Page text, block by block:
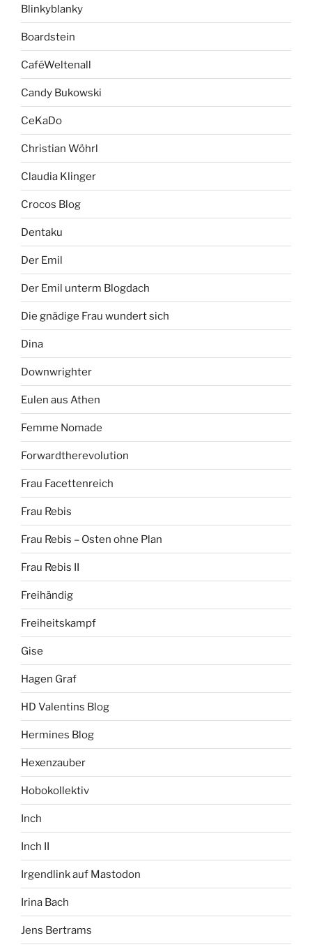
Blinkyblanky
Boardstein
CaféWeltenall
Candy Bukowski
CeKaDo
Christian Wöhrl
Claudia Klinger
Crocos Blog
Dentaku
Der Emil
Der Emil unterm Blogdach
Die gnädige Frau wundert sich
Dina
Downwrighter
Eulen aus Athen
Femme Nomade
Forwardtherevolution
Frau Facettenreich
Frau Rebis
Frau Rebis – Osten ohne Plan
Frau Rebis II
Freihändig
Freiheitskampf
Gise
Hagen Graf
HD Valentins Blog
Hermines Blog
Hexenzauber
Hobokollektiv
Inch
Inch II
Irgendlink auf Mastodon
Irina Bach
Jens Bertrams